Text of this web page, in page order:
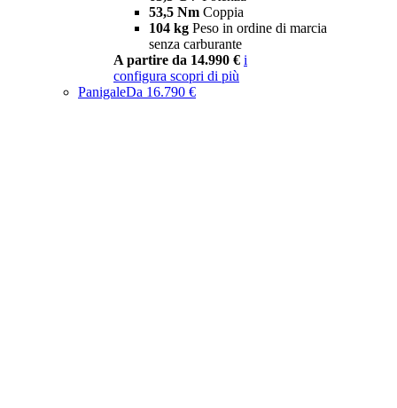
53,5 Nm Coppia
104 kg Peso in ordine di marcia
senza carburante
A partire da 14.990 € i
configura scopri di più
PanigaleDa 16.790 €